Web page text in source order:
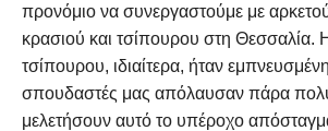
προνόμιο να συνεργαστούμε με
κρασιού και τσίπουρου στη Θεσσαλία.
τσίπουρου, ιδιαίτερα, ήταν εμπνευσμένη
σπουδαστές μας απόλαυσαν πάρα πολύ
μελετήσουν αυτό το υπέροχο